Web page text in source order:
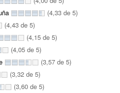
(4,33 de 5)
(4,43 de 5)
(4,15 de 5)
(4,05 de 5)
(3,57 de 5)
(3,32 de 5)
(3,60 de 5)